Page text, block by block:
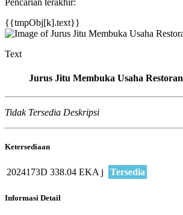
Pencarian terakhir:
{{tmpObj[k].text}}
Text
Jurus Jitu Membuka Usaha Restoran
Tidak Tersedia Deskripsi
Ketersediaan
2024173D 338.04 EKA j Tersedia
Informasi Detail